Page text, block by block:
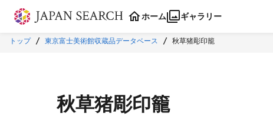
本文に飛ぶ
ホーム ギャラリー
トップ 東京富士美術館収蔵品データベース 秋草猪彫印籠
秋草猪彫印籠